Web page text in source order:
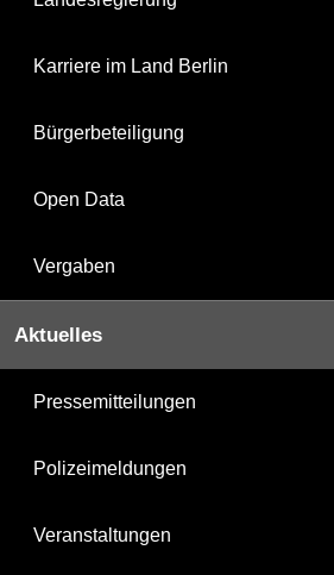
Karriere im Land Berlin
Bürgerbeteiligung
Open Data
Vergaben
Aktuelles
Pressemitteilungen
Polizeimeldungen
Veranstaltungen